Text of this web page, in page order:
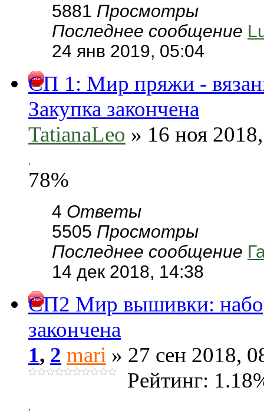
5881 Просмотры
Последнее сообщение
24 янв 2019, 05:04
СП 1: Мир пряжи -
Закупка закончена
TatianaLeo » 16 ноя
.
78%
4 Ответы
5505 Просмотры
Последнее сообщение
14 дек 2018, 14:38
СП2 Мир вышивки:
закончена
1, 2 mari » 27 сен 2018,
Рейтинг:
.